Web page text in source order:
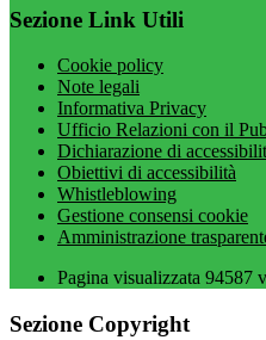
Sezione Link Utili
Cookie policy
Note legali
Informativa Privacy
Ufficio Relazioni con il
Dichiarazione di
Obiettivi di accessibilità
Whistleblowing
Gestione consensi cookie
Amministrazione
Pagina visualizzata 94587
Sezione Copyright